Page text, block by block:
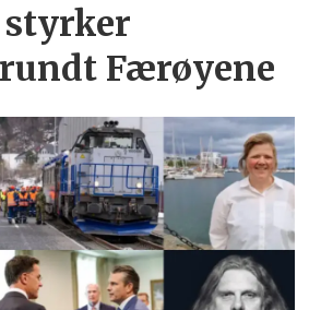
Færøyene